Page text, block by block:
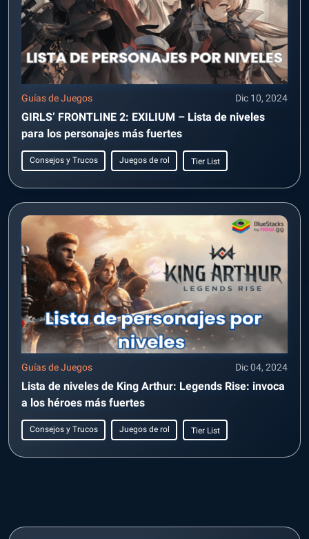
Guías de Juegos Dic 10, 2024
GIRLS’ FRONTLINE 2: EXILIUM – Lista de niveles
para los personajes más fuertes
Consejos y Trucos Juegos de rol Tier List
Guías de Juegos Dic 04, 2024
Lista de niveles de King Arthur: Legends Rise: invoca
a los héroes más fuertes
Consejos y Trucos Juegos de rol Tier List